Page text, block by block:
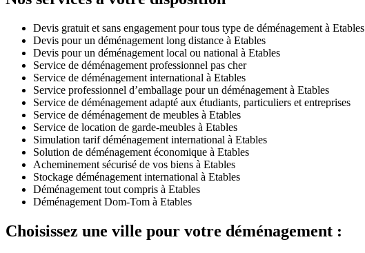
Devis gratuit et sans engagement pour tous type de déménagement à Etables
Devis pour un déménagement long distance à Etables
Devis pour un déménagement local ou national à Etables
Service de déménagement professionnel pas cher
Service de déménagement international à Etables
Service professionnel d’emballage pour un déménagement à Etables
Service de déménagement adapté aux étudiants, particuliers et entreprises
Service de déménagement de meubles à Etables
Service de location de garde-meubles à Etables
Simulation tarif déménagement international à Etables
Solution de déménagement économique à Etables
Acheminement sécurisé de vos biens à Etables
Stockage déménagement international à Etables
Déménagement tout compris à Etables
Déménagement Dom-Tom à Etables
Choisissez une ville pour votre déménagement :